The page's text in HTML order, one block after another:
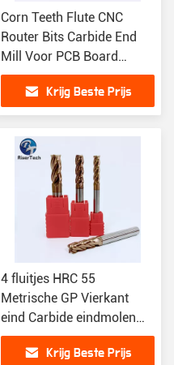
Corn Teeth Flute CNC
Router Bits Carbide End
Mill Voor PCB Board
Carbon Fiber / Houten
Gereedschappen
Krijg Beste Prijs
4 fluitjes HRC 55
Metrische GP Vierkant
eind Carbide eindmolen
CNC bitten Goud gecoat
Krijg Beste Prijs